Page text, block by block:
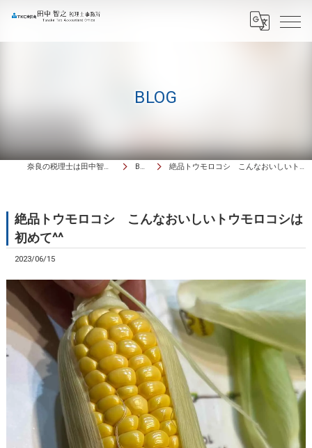
BLOG
奈良の税理士は田中智之税理士事務所 BLOG 絶品トウモロコシ こんなおいしいトウモロコシは初めて^^
絶品トウモロコシ こんなおいしいトウモロコシは
初めて^^
2023/06/15